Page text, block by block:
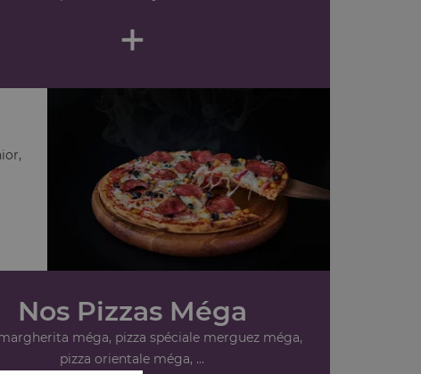
+
Nos Pizzas Méga
méga, pizza spéciale merguez méga,
pizza orientale méga, ...